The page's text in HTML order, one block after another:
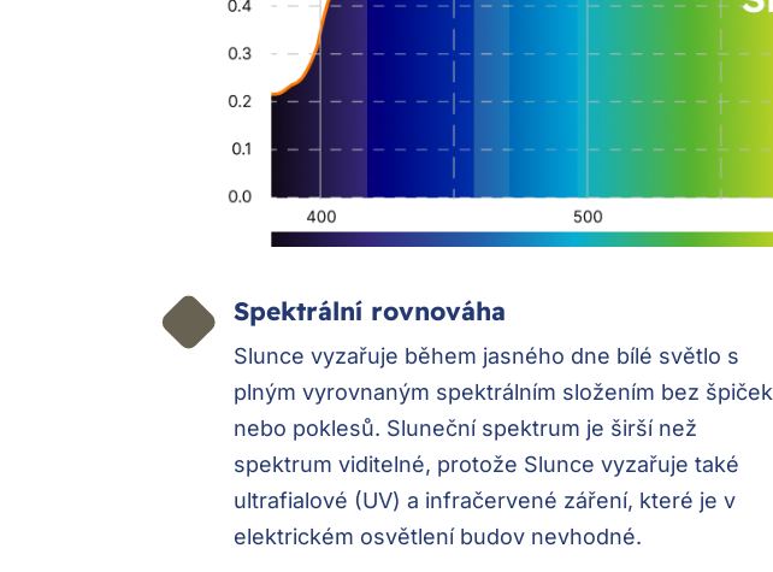
Spektrální rovnováha
Slunce vyzařuje během jasného dne bílé světlo s
plným vyrovnaným spektrálním složením bez špiček
nebo poklesů. Sluneční spektrum je širší než
spektrum viditelné, protože Slunce vyzařuje také
ultrafialové (UV) a infračervené záření, které je v
elektrickém osvětlení budov nevhodné.